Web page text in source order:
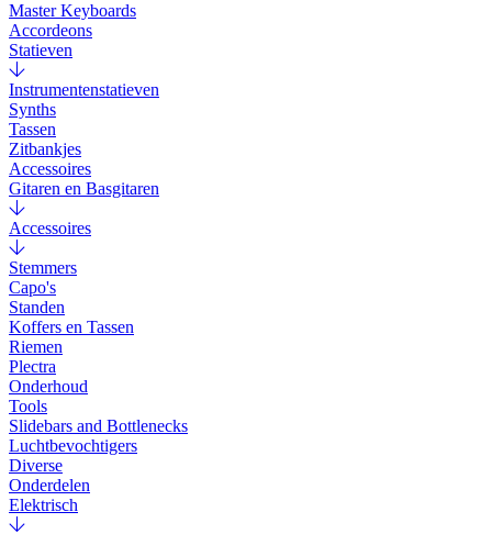
Master Keyboards
Accordeons
Statieven
Instrumentenstatieven
Synths
Tassen
Zitbankjes
Accessoires
Gitaren en Basgitaren
Accessoires
Stemmers
Capo's
Standen
Koffers en Tassen
Riemen
Plectra
Onderhoud
Tools
Slidebars and Bottlenecks
Luchtbevochtigers
Diverse
Onderdelen
Elektrisch